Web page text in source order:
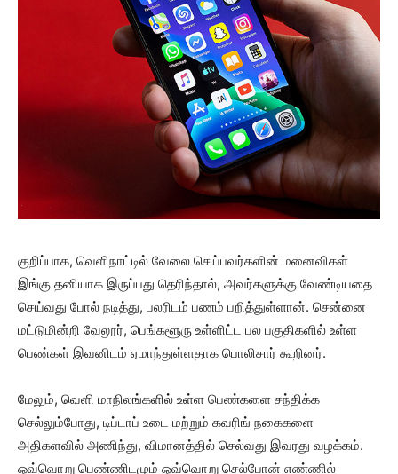
குறிப்பாக, வெளிநாட்டில் வேலை செய்பவர்களின் மனைவிகள்
இங்கு தனியாக இருப்பது தெரிந்தால், அவர்களுக்கு வேண்டியதை
செய்வது போல் நடித்து, பலரிடம் பணம் பறித்துள்ளான். சென்னை
மட்டுமின்றி வேலூர், பெங்களூரு உள்ளிட்ட பல பகுதிகளில் உள்ள
பெண்கள் இவனிடம் ஏமாந்துள்ளதாக பொலிசார் கூறினர்.
மேலும், வெளி மாநிலங்களில் உள்ள பெண்களை சந்திக்க
செல்லும்போது, டிப்டாப் உடை மற்றும் கவரிங் நகைகளை
அதிகளவில் அணிந்து, விமானத்தில் செல்வது இவரது வழக்கம்.
ஒவ்வொறு பெண்ணிடமும் ஒவ்வொறு செல்போன் எண்ணில்